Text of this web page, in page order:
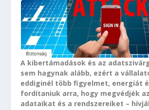
A kibertámadások és az
sem hagynak alább, ezért a
eddiginél több figyelmet, energiát
fordítaniuk arra, hogy megvédjék
adataikat és a rendszereiket –